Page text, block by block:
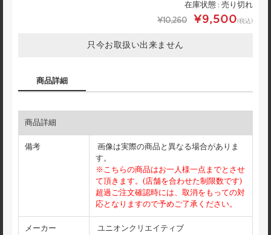
在庫状態 : 売り切れ
¥10,260 ¥9,500(税込)
只今お取扱い出来ません
商品詳細
商品詳細
備考
画像は実際の商品と異なる場合がありま
す。
※こちらの商品はお一人様一点までとさせ
て頂きます。(店舗を合わせた制限数です)
超過ご注文確認時には、取消をもっての対
応となりますので予めご了承ください。
メーカー ユニオンクリエイティブ